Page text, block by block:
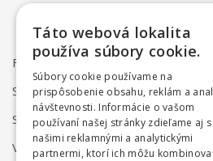
FAQ
Spôsob dodania
Spôsob platby
Vrátenie a reklamácia
Táto webová lokalita
používa súbory cookie.
Súbory cookie používame na
prispôsobenie obsahu, reklám a
návštevnosti. Informácie o vašom
používaní našej stránky zdieľame aj s
našimi reklamnými a analytickými
partnermi, ktorí ich môžu